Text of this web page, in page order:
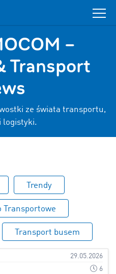
–
Transport
ze świata transportu,
logistyki.
Trendy
Transportowe
Transport busem
29.05.2026
6